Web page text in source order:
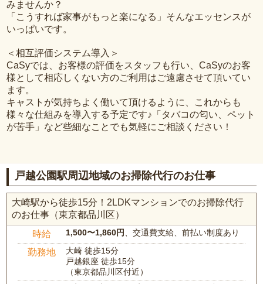
みませんか？
「こうすれば家事がもっと楽になる」そんなエッセンスが
いっぱいです。
＜相互評価システム導入＞
CaSyでは、お客様の評価をスタッフも行い、CaSyのお客
様として相応しくない方のご利用はご遠慮させて頂いてい
ます。
キャストが気持ちよく働いて頂けるように、これからも
様々な仕組みを導入する予定です♪「タバコの匂い、ペット
が苦手」など些細なことでも気軽にご相談ください！
戸越公園駅周辺地域のお掃除代行のお仕事
大崎駅から徒歩15分！2LDKマンションでのお掃除代行
のお仕事（東京都品川区）
時給 1,500〜1,860円、交通費支給、前払い制度あり
勤務地
大崎 徒歩15分
戸越銀座 徒歩15分
（東京都品川区付近）